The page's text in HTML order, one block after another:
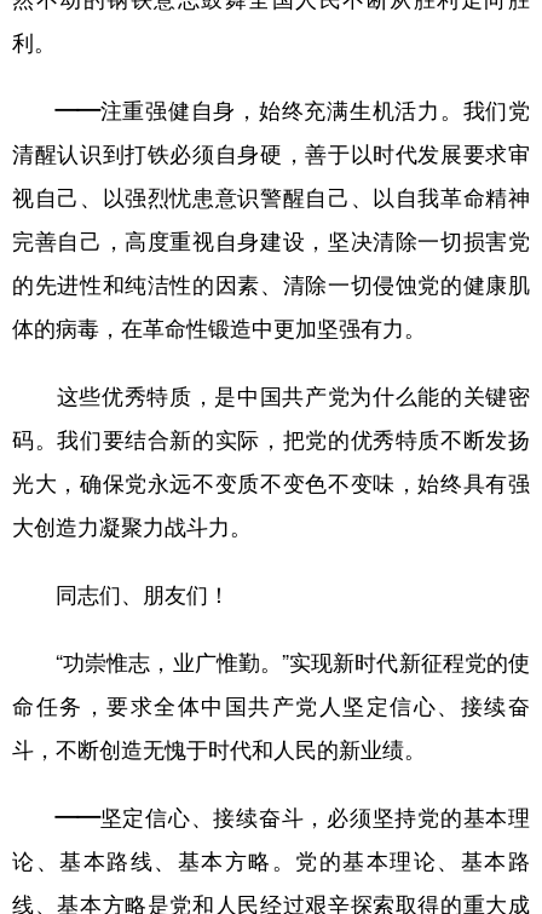
利。
——注重强健自身，始终充满生机活力。 我们党
清醒认识到打铁必须自身硬，善于以时代发展要求审
视自己、以强烈忧患意识警醒自己、以自我革命精神
完善自己，高度重视自身建设，坚决清除一切损害党
的先进性和纯洁性的因素、清除一切侵蚀党的健康肌
体的病毒，在革命性锻造中更加坚强有力。
这些优秀特质，是中国共产党为什么能的关键密
码。我们要结合新的实际，把党的优秀特质不断发扬
光大，确保党永远不变质不变色不变味，始终具有强
大创造力凝聚力战斗力。
同志们、朋友们！
“功崇惟志，业广惟勤。”实现新时代新征程党的使
命任务，要求全体中国共产党人坚定信心、接续奋
斗，不断创造无愧于时代和人民的新业绩。
——坚定信心、接续奋斗，必须坚持党的基本理
论、基本路线、基本方略。 党的基本理论、基本路
线、基本方略是党和人民经过艰辛探索取得的重大成